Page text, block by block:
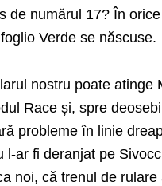
de numărul 17? În
Verde se născuse.
nostru poate atinge
Race și, spre
probleme în linie
l-ar fi deranjat pe
noi, că trenul de rulare